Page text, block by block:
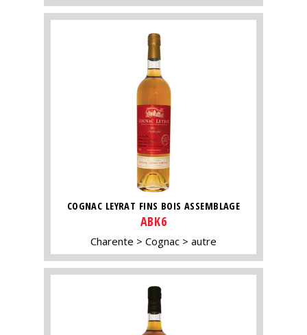
COGNAC LEYRAT FINS BOIS ASSEMBLAGE
ABK6
Charente Cognac autre